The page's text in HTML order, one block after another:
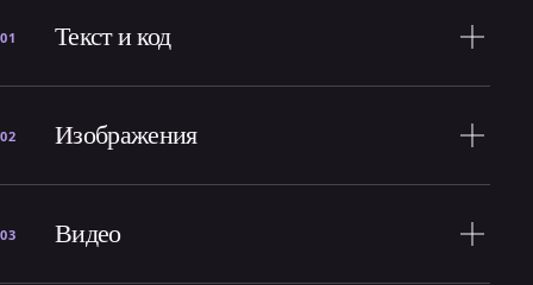
01 Текст и код
02 Изображения
03 Видео